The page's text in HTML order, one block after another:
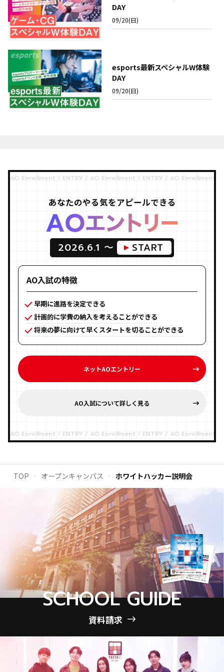
DAY
09/20(日)
esports最新スペシャルW体験
DAY
09/20(日)
あなたのやる気をアピールできる
2026.6.1 〜 START
AO入試の特徴
早期に進路を決定できる
計画的に学費の納入を考えることができる
将来の夢に向けて早くスタートを切ることができる
ネットAOエントリー
AO入試について詳しく見る
TOP オープンキャンパス ホワイトハッカー説明会
SCHOOL GUIDE
資料請求